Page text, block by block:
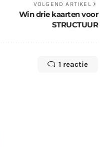
VOLGEND ARTIKEL
Win drie kaarten voor
STRUCTUUR
1 reactie